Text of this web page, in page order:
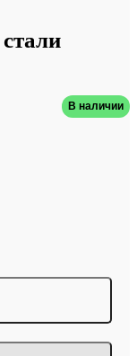
В наличии